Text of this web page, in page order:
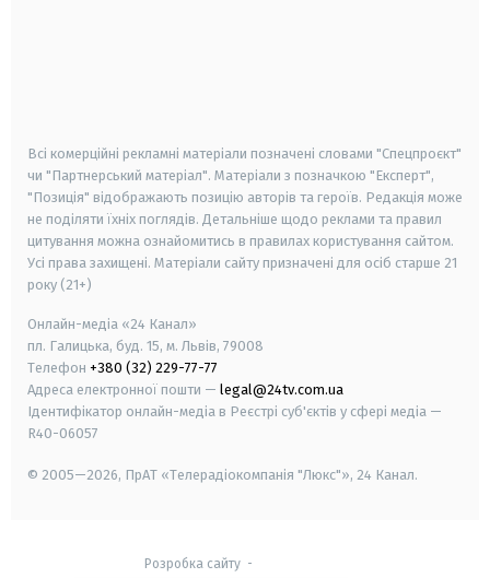
Всі комерційні рекламні матеріали позначені словами "Спецпроєкт"
чи "Партнерський матеріал". Матеріали з позначкою "Експерт",
"Позиція" відображають позицію авторів та героїв. Редакція може
не поділяти їхніх поглядів. Детальніше щодо реклами та правил
цитування можна ознайомитись в правилах користування сайтом.
Усі права захищені. Матеріали сайту призначені для осіб старше 21
року (21+)
Онлайн-медіа «24 Канал»
пл. Галицька, буд. 15, м. Львів, 79008
Телефон +380 (32) 229-77-77
Адреса електронної пошти — legal@24tv.com.ua
Ідентифікатор онлайн-медіа в Реєстрі суб'єктів у сфері медіа —
R40-06057
© 2005—2026, ПрАТ «Телерадіокомпанія "Люкс"», 24 Канал.
Розробка сайту-